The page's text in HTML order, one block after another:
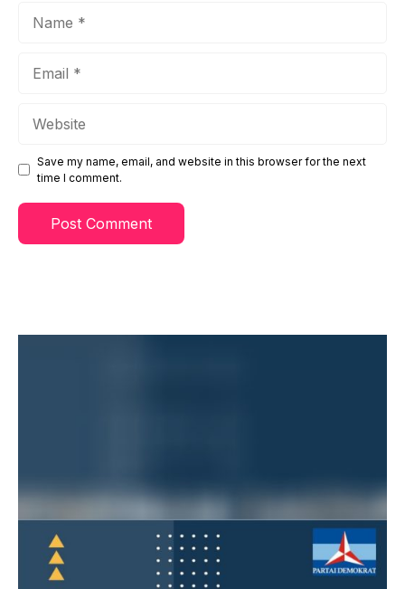
Save my name, email, and website in this browser for the next
time I comment.